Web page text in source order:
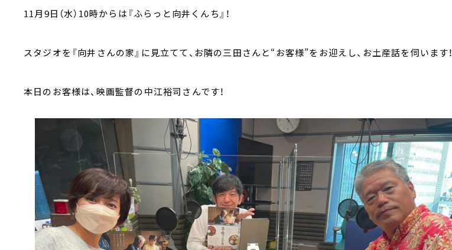
11月9日（水）10時からは『ふらっと向井くんち』！
スタジオを『向井さんの家』に見立てて、お隣の三田さんと“お客様”をお迎えし、お土産話を伺います！
本日のお客様は、映画監督の中江裕司さんです！